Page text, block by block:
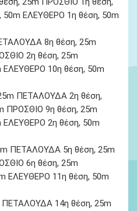
, 50m ΕΛΕΥΘΕΡΟ 1η θέση, 50m
8η θέση, 25m
2η θέση, 25m
ΕΛΕΥΘΕΡΟ 10η θέση, 50m
ΠΕΤΑΛΟΥΔΑ 2η θέση,
ΠΡΟΣΘΙΟ 9η θέση, 25m
ΕΛΕΥΘΕΡΟ 2η θέση, 50m
ΠΕΤΑΛΟΥΔΑ 5η θέση, 25m
6η θέση, 25m
ΕΛΕΥΘΕΡΟ 11η θέση, 50m
ΠΕΤΑΛΟΥΔΑ 14η θέση, 25m